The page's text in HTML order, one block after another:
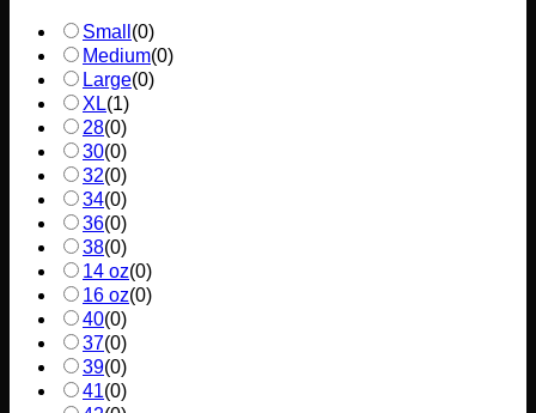
Small (0)
Medium(0)
Large(0)
XL(1)
28(0)
30(0)
32(0)
34(0)
36(0)
38(0)
14 oz(0)
16 oz(0)
40(0)
37(0)
39(0)
41(0)